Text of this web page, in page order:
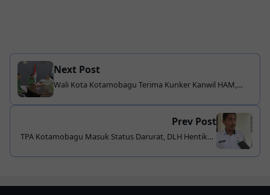
Next Post
Wali Kota Kotamobagu Terima Kunker Kanwil HAM,
Prev Post
TPA Kotamobagu Masuk Status Darurat, DLH Hentikan